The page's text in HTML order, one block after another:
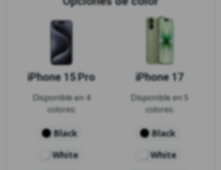
iPhone 15 Pro
Disponible en 4
colores:
Black
White
iPhone 17
Disponible en 5
colores:
Black
White